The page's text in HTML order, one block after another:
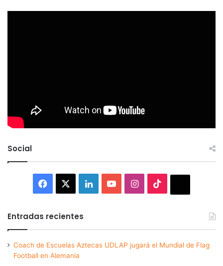
Social
Facebook LinkedInYouTubeInstagram
Entradas recientes
Coach de Escuelas Aztecas UDLAP jugará el Mundial de Flag
Football en Alemania